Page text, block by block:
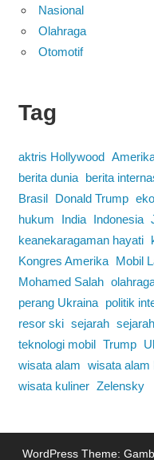
Nasional
Olahraga
Otomotif
Tag
aktris Hollywood
berita dunia
berita
Brasil
Donald Trump
hukum
India Indonesia
keanekaragaman hayati
Kongres Amerika
Mobil
Mohamed Salah
perang Ukraina
politik
resor ski sejarah
teknologi mobil Trump
wisata alam wisata alam
wisata kuliner Zelensky
WordPress Theme: